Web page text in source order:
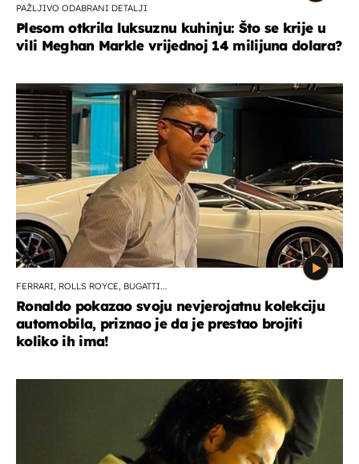
PAŽLJIVO ODABRANI DETALJI
Plesom otkrila luksuznu kuhinju: Što se krije u
vili Meghan Markle vrijednoj 14 milijuna dolara?
FERRARI, ROLLS ROYCE, BUGATTI...
Ronaldo pokazao svoju nevjerojatnu kolekciju
automobila, priznao je da je prestao brojiti
koliko ih ima!